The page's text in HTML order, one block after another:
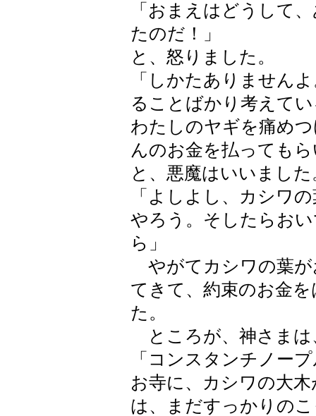
「おまえはどうして
たのだ！」
と、怒りました。
「しかたありません
ることばかり考えて
わたしのヤギを痛め
んのお金を払っても
と、悪魔はいいました
「よしよし、カシワ
やろう。そしたらお
ら」
やがてカシワの葉が
てきて、約束のお金
た。
ところが、神さまは
「コンスタンチノー
お寺に、カシワの大
は、まだすっかりの